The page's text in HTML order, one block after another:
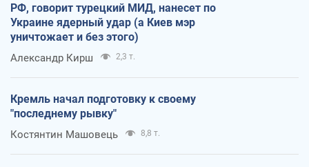
РФ, говорит турецкий МИД, нанесет по
Украине ядерный удар (а Киев мэр
уничтожает и без этого)
Александр Кирш 2,3 т.
Кремль начал подготовку к своему
"последнему рывку"
Костянтин Машовець 8,8 т.